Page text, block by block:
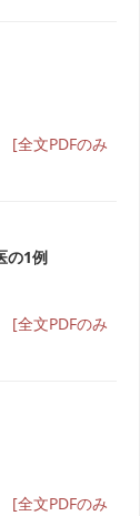
[全文PDFのみ
の1例
[全文PDFのみ
[全文PDFのみ